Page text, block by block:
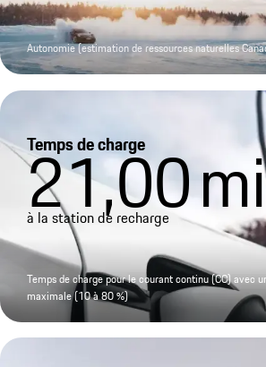
Autonomie (estimation de ressources naturelles
Temps de charge
21,00
à la station de recharge
Temps de charge pour le courant continu (CC) avec
maximale (10 à 80 %)